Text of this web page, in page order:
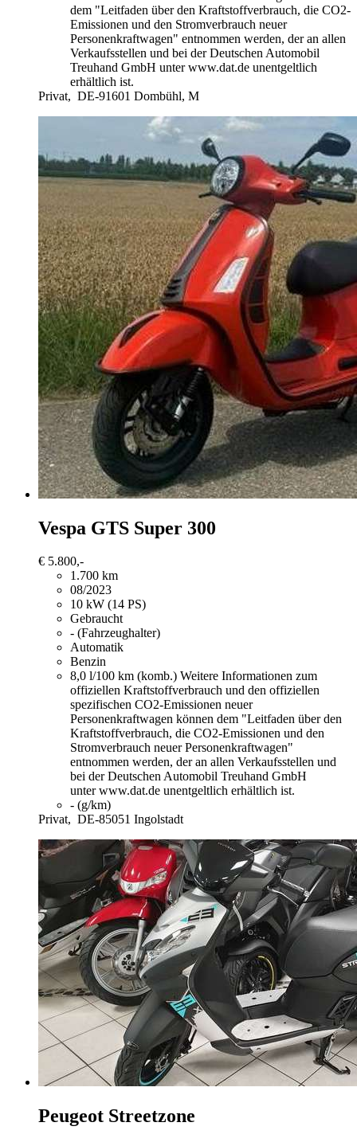
dem "Leitfaden über den Kraftstoffverbrauch, die CO2-
Emissionen und den Stromverbrauch neuer
Personenkraftwagen" entnommen werden, der an allen
Verkaufsstellen und bei der Deutschen Automobil
Treuhand GmbH unter www.dat.de unentgeltlich
erhältlich ist.
Privat, DE-91601 Dombühl, M
Vespa GTS Super 300
€ 5.800,-
1.700 km
08/2023
10 kW (14 PS)
Gebraucht
- (Fahrzeughalter)
Automatik
Benzin
8,0 l/100 km (komb.) Weitere Informationen zum
offiziellen Kraftstoffverbrauch und den offiziellen
spezifischen CO2-Emissionen neuer
Personenkraftwagen können dem "Leitfaden über den
Kraftstoffverbrauch, die CO2-Emissionen und den
Stromverbrauch neuer Personenkraftwagen"
entnommen werden, der an allen Verkaufsstellen und
bei der Deutschen Automobil Treuhand GmbH
unter www.dat.de unentgeltlich erhältlich ist.
- (g/km)
Privat, DE-85051 Ingolstadt
Peugeot Streetzone